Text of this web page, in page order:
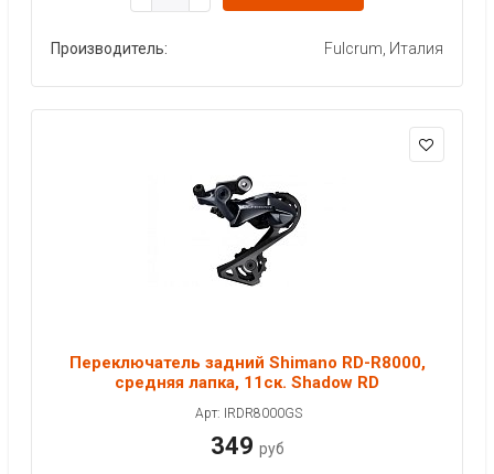
Производитель: Fulcrum, Италия
Переключатель задний Shimano RD-R8000,
средняя лапка, 11ск. Shadow RD
Арт: IRDR8000GS
349 руб